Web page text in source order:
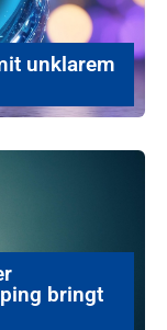
unklarem
bringt